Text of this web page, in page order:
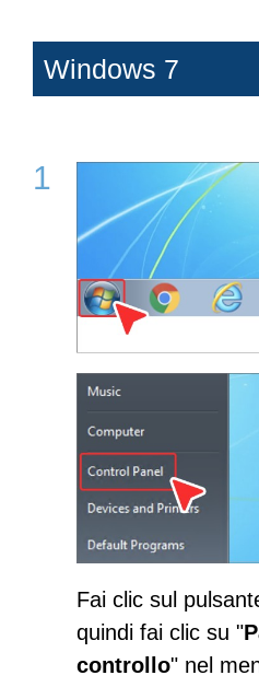
Windows 7
Fai clic sul
quindi fai clic su "
controllo" nel